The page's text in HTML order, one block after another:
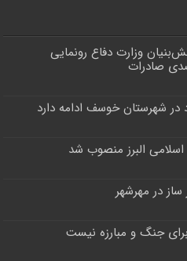
وزارت دفاع رونمایی
در شهرستان خوسف ادامه دارد
البرز منصوب شد
جنگ و مبارزه نیست